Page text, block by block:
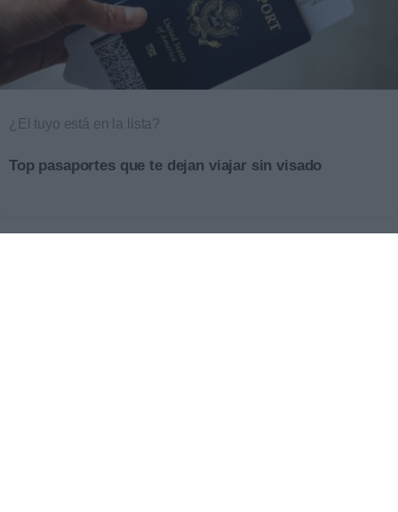
¿El tuyo está en la lista?
Top pasaportes que te dejan viajar sin visado